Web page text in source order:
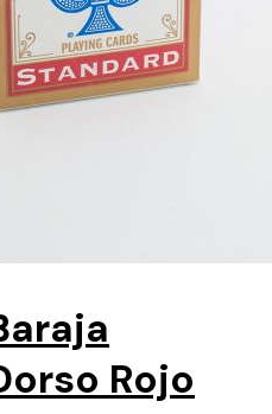
Rojo